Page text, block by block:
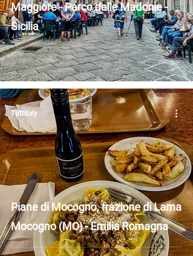
Maggiore - Parco delle Madonie -
Sicilia
Piane di Mocogno, frazione di Lama
Mocogno (MO) - Emilia Romagna
Tuttitaly